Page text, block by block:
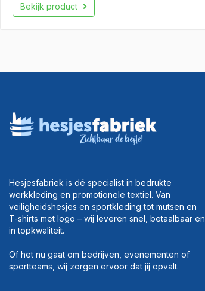
Bekijk product
Hesjesfabriek is dé specialist in bedrukte
werkkleding en promotionele textiel. Van
veiligheidshesjes en sportkleding tot mutsen en
T-shirts met logo – wij leveren snel, betaalbaar en
in topkwaliteit.
Of het nu gaat om bedrijven, evenementen of
sportteams, wij zorgen ervoor dat jij opvalt.